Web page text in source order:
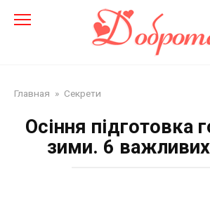
Главная » Секрети
Осіння підготовка
зими. 6